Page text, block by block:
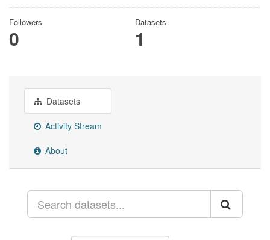
Followers
0
Datasets
1
Datasets
Activity Stream
About